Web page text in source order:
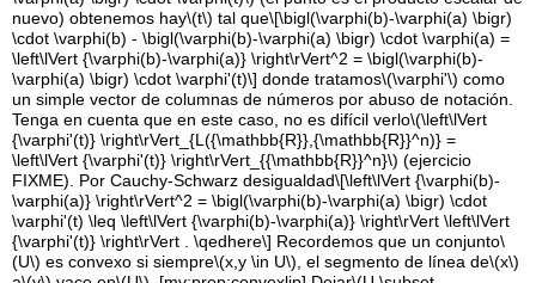
nuevo) obtenemos hay\(t\) tal que\[\bigl(\varphi(b)-\varphi(a) \bigr)
\cdot \varphi(b) - \bigl(\varphi(b)-\varphi(a) \bigr) \cdot \varphi(a) =
\left\lVert {\varphi(b)-\varphi(a)} \right\rVert^2 = \bigl(\varphi(b)-
\varphi(a) \bigr) \cdot \varphi'(t)\] donde tratamos\(\varphi'\) como
un simple vector de columnas de números por abuso de notación.
Tenga en cuenta que en este caso, no es difícil verlo\(\left\lVert
{\varphi'(t)} \right\rVert_{L({\mathbb{R}},{\mathbb{R}}^n)} =
\left\lVert {\varphi'(t)} \right\rVert_{{\mathbb{R}}^n}\) (ejercicio
FIXME). Por Cauchy-Schwarz desigualdad\[\left\lVert {\varphi(b)-
\varphi(a)} \right\rVert^2 = \bigl(\varphi(b)-\varphi(a) \bigr) \cdot
\varphi'(t) \leq \left\lVert {\varphi(b)-\varphi(a)} \right\rVert \left\lVert
{\varphi'(t)} \right\rVert . \qedhere\] Recordemos que un conjunto\
(U\) es convexo si siempre\(x,y \in U\) , el segmento de línea de\(x\)